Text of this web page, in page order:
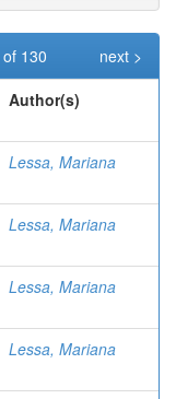
130
next >
Author(s)
Lessa, Mariana
Lessa, Mariana
Lessa, Mariana
Lessa, Mariana